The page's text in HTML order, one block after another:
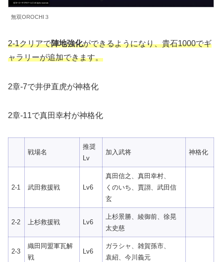
無双OROCHI３
2-1クリアで陣地強化ができるようになり、貴石1000でギ
ャラリーが追加できます。
2章-7で井伊直虎が神格化
2章-11で真田幸村が神格化
戦場名
推奨
Lv
加入武将 神格化
2-1 武田救援戦 Lv6
真田信之、真田幸村、
くのいち、賈詡、武田信
玄
2-2 上杉救援戦 Lv6
上杉景勝、綾御前、徐晃
太史慈
2-3
織田同盟軍瓦解
戦
Lv6
ガラシャ、雑賀孫市、
袁紹、今川義元